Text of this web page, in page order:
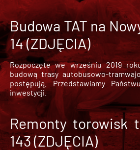
Budowa TAT na
14 (ZDJĘCIA)
Rozpoczęte we wrześniu 2019
budową trasy autobusowo-
postępują. Przedstawiamy
inwestycji.
Remonty torowisk
143 (ZDJĘCIA)